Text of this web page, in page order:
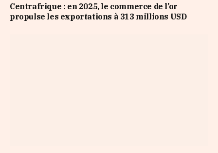
Centrafrique : en 2025, le commerce de l’or
propulse les exportations à 313 millions USD